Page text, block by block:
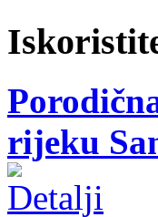
rijeku